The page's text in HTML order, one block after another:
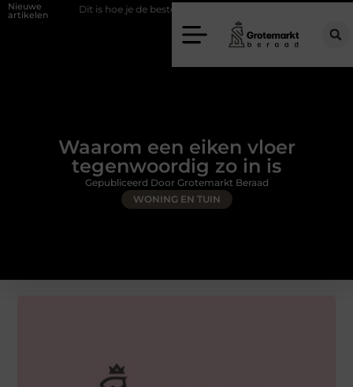
Nieuwe
artikelen
Dit is hoe je de beste kapper in Arnhem kunt vinden
Waarom een eiken vloer
tegenwoordig zo in is
WONING EN TUIN
Gepubliceerd Door Grotemarkt Beraad